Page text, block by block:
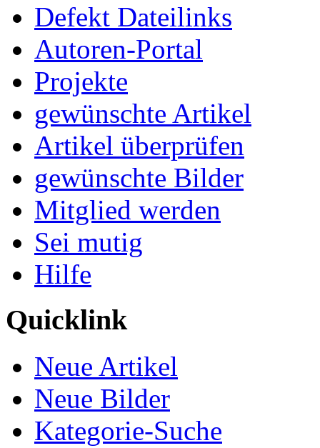
Defekt Dateilinks
Autoren-Portal
Projekte
gewünschte Artikel
Artikel überprüfen
gewünschte Bilder
Mitglied werden
Sei mutig
Hilfe
Quicklink
Neue Artikel
Neue Bilder
Kategorie-Suche